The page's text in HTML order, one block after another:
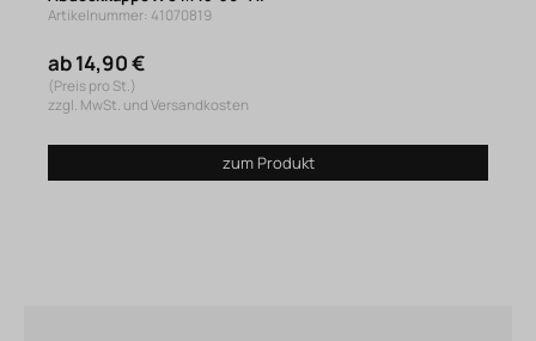
Artikelnummer: 41070819
ab 14,90 €
(Preis pro St.)
zzgl. MwSt. und Versandkosten
zum Produkt